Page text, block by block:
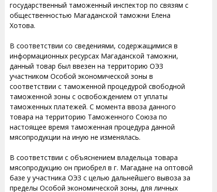
государственный таможенный инспектор по связям с
общественностью Магаданской таможни Елена
Хотова.
В соответствии со сведениями, содержащимися в
информационных ресурсах Магаданской таможни,
данный товар был ввезен на территорию ОЭЗ
участником Особой экономической зоны в
соответствии с таможенной процедурой свободной
таможенной зоны с освобождением от уплаты
таможенных платежей. С момента ввоза данного
товара на территорию Таможенного Союза по
настоящее время таможенная процедура данной
мясопродукции на иную не изменялась.
В соответствии с объяснением владельца товара
мясопродукцию он приобрел в г. Магадане на оптовой
базе у участника ОЭЗ с целью дальнейшего вывоза за
пределы Особой экономической зоны, для личных